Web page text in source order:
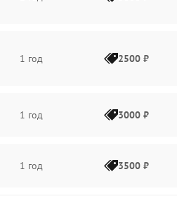
1 год 2500 ₽
1 год 3000 ₽
1 год 3500 ₽